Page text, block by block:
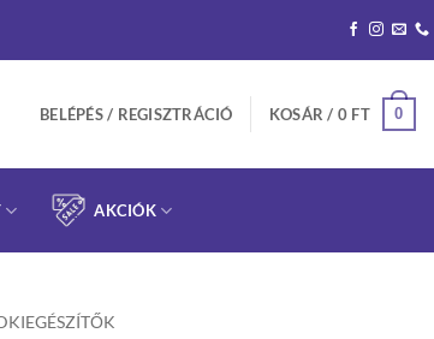
BELÉPÉS / REGISZTRÁCIÓ KOSÁR / 0 FT 0
AKCIÓK